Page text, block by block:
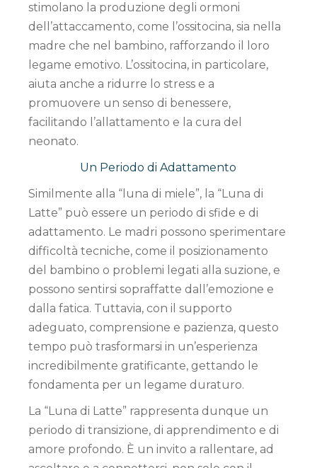
stimolano la produzione degli ormoni
dell’attaccamento, come l’ossitocina, sia nella
madre che nel bambino, rafforzando il loro
legame emotivo. L’ossitocina, in particolare,
aiuta anche a ridurre lo stress e a
promuovere un senso di benessere,
facilitando l’allattamento e la cura del
neonato.
Un Periodo di Adattamento
Similmente alla “luna di miele”, la “Luna di
Latte” può essere un periodo di sfide e di
adattamento. Le madri possono sperimentare
difficoltà tecniche, come il posizionamento
del bambino o problemi legati alla suzione, e
possono sentirsi sopraffatte dall’emozione e
dalla fatica. Tuttavia, con il supporto
adeguato, comprensione e pazienza, questo
tempo può trasformarsi in un’esperienza
incredibilmente gratificante, gettando le
fondamenta per un legame duraturo.
La “Luna di Latte” rappresenta dunque un
periodo di transizione, di apprendimento e di
amore profondo. È un invito a rallentare, ad